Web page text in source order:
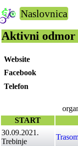
Naslovnica
Aktivni odmor
Website
Facebook
Telefon
START
30.09.2021.
Trebinje